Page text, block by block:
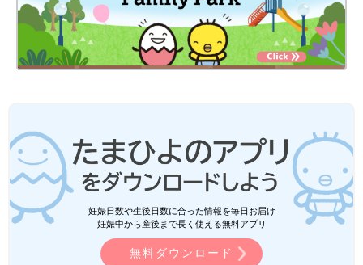
妊娠日数や生後日数に合った情報を毎日お届け
妊娠中から産後まで長く使える無料アプリ
無料ダウンロード